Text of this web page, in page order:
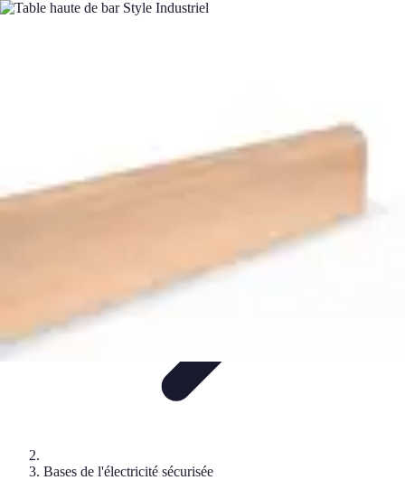
Électricité Sécurisée
Bases de l'électricité sécurisée